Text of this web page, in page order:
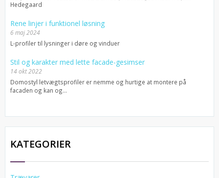
Hedegaard
Rene linjer i funktionel løsning
6 maj 2024
L-profiler til lysninger i døre og vinduer
Stil og karakter med lette facade-gesimser
14 okt 2022
Domostyl letvægtsprofiler er nemme og hurtige at montere på
facaden og kan og...
KATEGORIER